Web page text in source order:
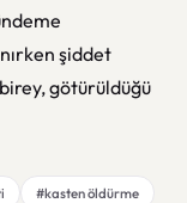
şiddet
götürüldüğü
#kasten öldürme